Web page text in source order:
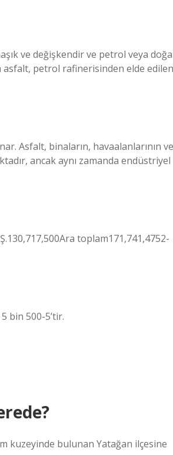
ve değişkendir ve petrol veya
asfalt, petrol rafinerisinden elde edilen
Asfalt, binaların, havaalanlarının ve
ancak aynı zamanda endüstriyel
toplam171,741,4752-
bin 500-5’tir.
kuzeyinde bulunan Yatağan ilçesine